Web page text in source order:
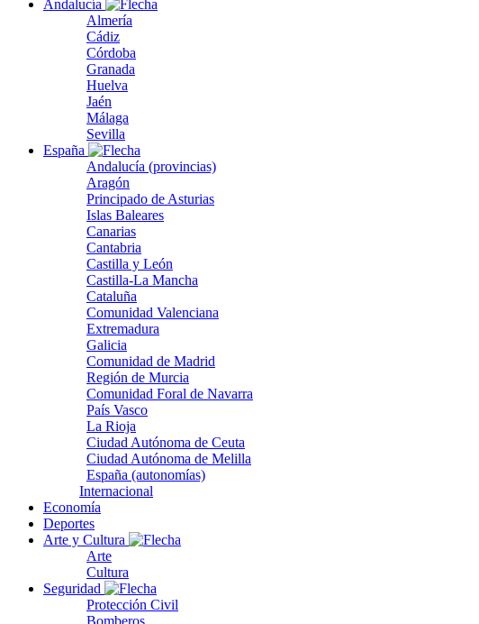
Andalucía
Almería
Cádiz
Córdoba
Granada
Huelva
Jaén
Málaga
Sevilla
España
Andalucía (provincias)
Aragón
Principado de Asturias
Islas Baleares
Canarias
Cantabria
Castilla y León
Castilla-La Mancha
Cataluña
Comunidad Valenciana
Extremadura
Galicia
Comunidad de Madrid
Región de Murcia
Comunidad Foral de Navarra
País Vasco
La Rioja
Ciudad Autónoma de Ceuta
Ciudad Autónoma de Melilla
España (autonomías)
Internacional
Economía
Deportes
Arte y Cultura
Arte
Cultura
Seguridad
Protección Civil